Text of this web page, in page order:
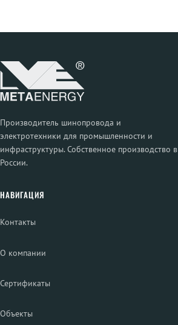
Производитель шинопровода и
электротехники для промышленности и
инфраструктуры. Собственное производство в
России.
НАВИГАЦИЯ
Контакты
О компании
Сертификаты
Объекты